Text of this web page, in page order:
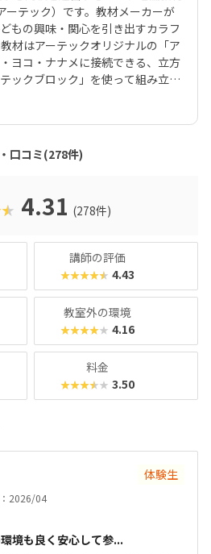
テック）です。教材メーカーが
もの興味・関心を引き出すカラフ
材はアーテックオリジナルの「ア
ヨコ・ナナメに接続できる、立方
ックブロック」を使って組み立て
材に比べて自由度が高いので、立
うとおりのロボットが組み立てら
ックよりも色合いがやさしめなの
いはずです。エジソンアカデミー
毎月新しいロボットが作れるこ
ジできます。基礎カリキュラムは
生徒に向けた「エキスパート編」
Robotics Challenge（UR
げるなど、ますます子どものやる
っています。
口コミ(278件)
4.31 (278件)
講師の評価
★★★★★ 4.43
教室外の環境
★★★★★ 4.16
料金
★★★★★ 3.50
体験生
2026/04
境も良く安心して参...